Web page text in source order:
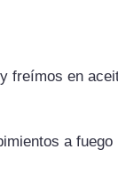
freímos en
a